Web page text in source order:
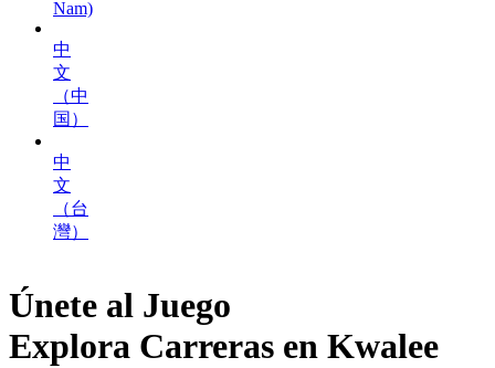
Nam)
中
文
（中
国）
中
文
（台
灣）
Únete al Juego
Explora Carreras en Kwalee